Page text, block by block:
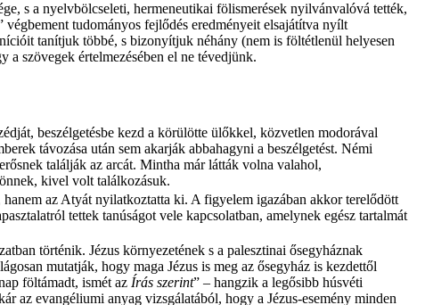
s a nyelvbölcseleti, hermeneutikai fölismerések nyilvánvalóvá tették,
tudományos fejlődés eredményeit elsajátítva nyílt
tanítjuk többé, s bizonyítjuk néhány (nem is föltétlenül helyesen
a szövegek értelmezésében el ne tévedjünk.
beszélgetésbe kezd a körülötte ülőkkel, közvetlen modorával
távozása után sem akarják abbahagyni a beszélgetést. Némi
találják az arcát. Mintha már látták volna valahol,
kivel volt találkozásuk.
az Atyát nyilatkoztatta ki. A figyelem igazában akkor terelődött
tettek tanúságot vele kapcsolatban, amelynek egész tartalmát
történik. Jézus környezetének s a palesztinai ősegyháznak
mutatják, hogy maga Jézus is meg az ősegyház is kezdettől
föltámadt, ismét az Írás szerint” – hangzik a legősibb húsvéti
az evangéliumi anyag vizsgálatából, hogy a Jézus-esemény minden